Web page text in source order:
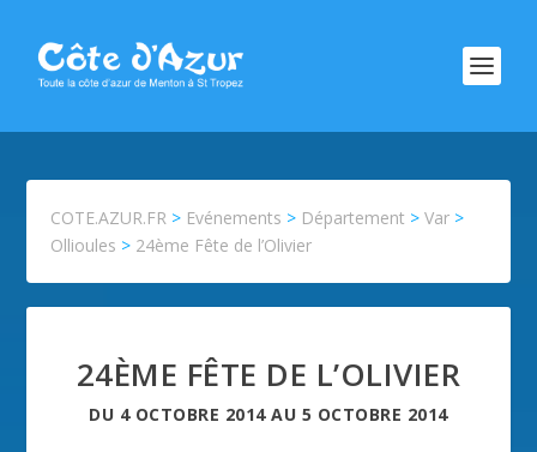
COTE.AZUR.FR > Evénements > Département >Var >
Ollioules > 24ème Fête de l’Olivier
24ÈME FÊTE DE L’OLIVIER
DU 4 OCTOBRE 2014AU 5 OCTOBRE 2014